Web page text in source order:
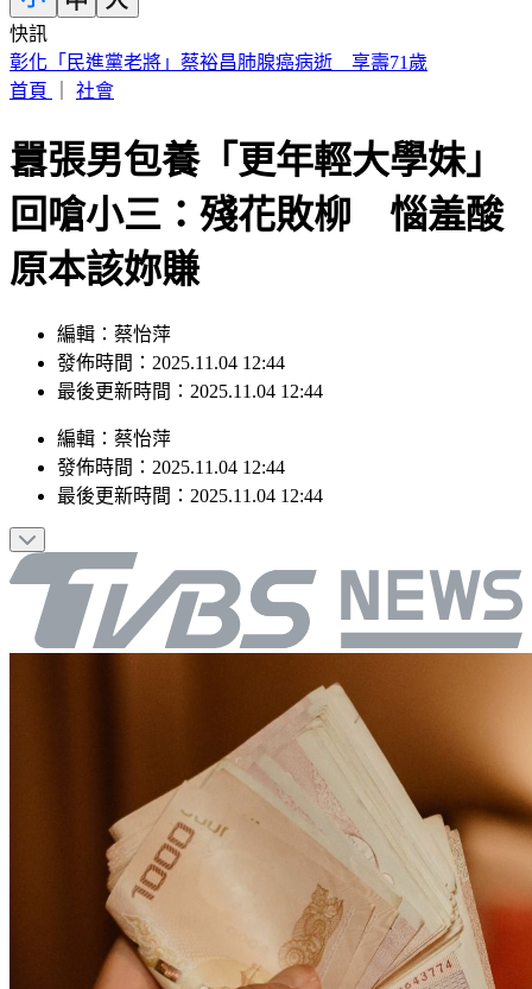
快訊
獨家／三重忠孝碼頭火燒船！舢舨船陷火海險波及遊艇
首頁
社會
囂張男包養「更年輕大學妹」
回嗆小三：殘花敗柳 惱羞酸
原本該妳賺
編輯：蔡怡萍
發佈時間：2025.11.04 12:44
最後更新時間：2025.11.04 12:44
編輯 ： 蔡怡萍
發佈時間： 2025.11.04 12:44
最後更新時間： 2025.11.04 12:44